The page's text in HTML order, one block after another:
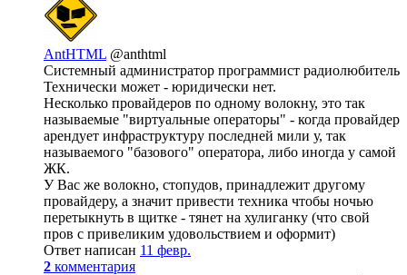
AntHTML @anthtml
Системный администратор программист радиолюбитель
Технически может - юридически нет.
Несколько провайдеров по одному волокну, это так
называемые "виртуальные операторы" - когда провайдер
арендует инфраструктуру последней мили у, так
называемого "базового" оператора, либо иногда у самой
ЖК.
У Вас же волокно, стопудов, принадлежит другому
провайдеру, а значит привести техника чтобы ночью
перетыкнуть в щитке - тянет на хулиганку (что свой
пров с привеликим удовольствием и оформит)
Ответ написан 11 февр.
2 комментария